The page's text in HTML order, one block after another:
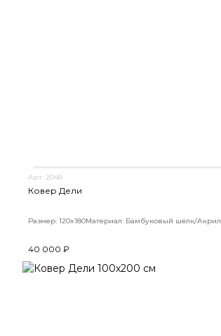
Арт. 2048
Ковер Дели
Размер: 120x180Материал: Бамбуковый шёлк/Акрил
40 000 ₽